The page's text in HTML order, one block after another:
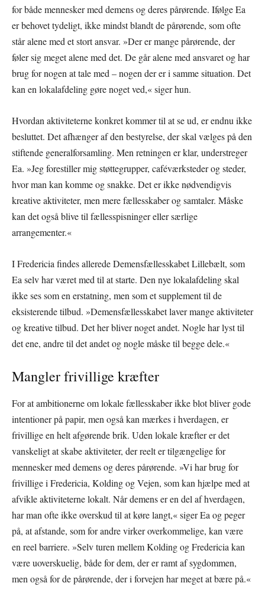
for både mennesker med demens og deres pårørende. Ifølge Ea
er behovet tydeligt, ikke mindst blandt de pårørende, som ofte
står alene med et stort ansvar. »Der er mange pårørende, der
føler sig meget alene med det. De går alene med ansvaret og har
brug for nogen at tale med – nogen der er i samme situation. Det
kan en lokalafdeling gøre noget ved,« siger hun.
Hvordan aktiviteterne konkret kommer til at se ud, er endnu ikke
besluttet. Det afhænger af den bestyrelse, der skal vælges på den
stiftende generalforsamling. Men retningen er klar, understreger
Ea. »Jeg forestiller mig støttegrupper, caféværksteder og steder,
hvor man kan komme og snakke. Det er ikke nødvendigvis
kreative aktiviteter, men mere fællesskaber og samtaler. Måske
kan det også blive til fællesspisninger eller særlige
arrangementer.«
I Fredericia findes allerede Demensfællesskabet Lillebælt, som
Ea selv har været med til at starte. Den nye lokalafdeling skal
ikke ses som en erstatning, men som et supplement til de
eksisterende tilbud. »Demensfællesskabet laver mange aktiviteter
og kreative tilbud. Det her bliver noget andet. Nogle har lyst til
det ene, andre til det andet og nogle måske til begge dele.«
Mangler frivillige kræfter
For at ambitionerne om lokale fællesskaber ikke blot bliver gode
intentioner på papir, men også kan mærkes i hverdagen, er
frivillige en helt afgørende brik. Uden lokale kræfter er det
vanskeligt at skabe aktiviteter, der reelt er tilgængelige for
mennesker med demens og deres pårørende. »Vi har brug for
frivillige i Fredericia, Kolding og Vejen, som kan hjælpe med at
afvikle aktiviteterne lokalt. Når demens er en del af hverdagen,
har man ofte ikke overskud til at køre langt,« siger Ea og peger
på, at afstande, som for andre virker overkommelige, kan være
en reel barriere. »Selv turen mellem Kolding og Fredericia kan
være uoverskuelig, både for dem, der er ramt af sygdommen,
men også for de pårørende, der i forvejen har meget at bære på.«